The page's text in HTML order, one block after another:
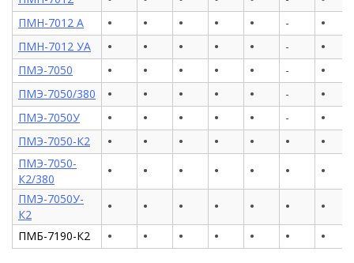
ПМН-7012 А • • • • • - •
ПМН-7012 УА • • • • • - •
ПМЭ-7050 • • • • • - •
ПМЭ-7050/380 • • • • • - •
ПМЭ-7050У • • • • • - •
ПМЭ-7050-К2 • • • • • • •
ПМЭ-7050-
К2/380
• • • • • • •
ПМЭ-7050У-
К2
• • • • • • •
ПМБ-7190-К2 • • • • • • •